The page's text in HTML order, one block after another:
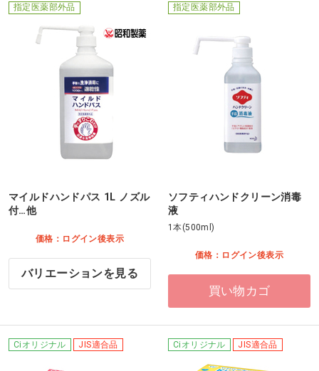
指定医薬部外品
マイルドハンドパス 1L ノズル
付…他
価格：ログイン後表示
バリエーションを見る
指定医薬部外品
ソフティハンドクリーン消毒
液
1本(500ml)
価格：ログイン後表示
買い物カゴ
Ciオリジナル JIS適合品 Ciオリジナル JIS適合品